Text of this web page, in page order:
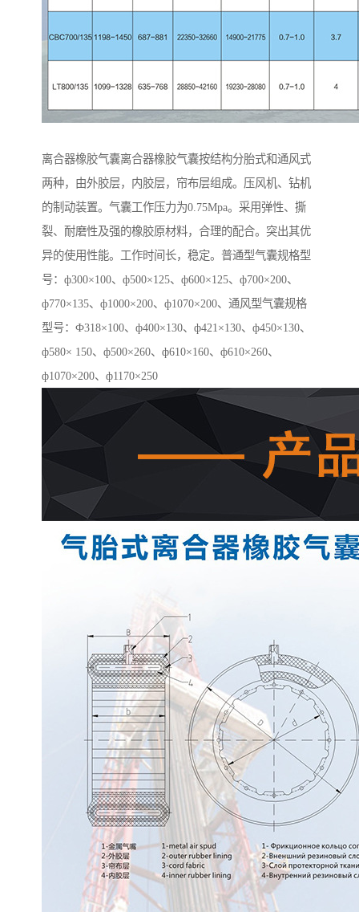
离合器橡胶气囊离合器橡胶气囊按结构分胎式和通风式
两种，由外胶层，内胶层，帘布层组成。压风机、钻机
的制动装置。气囊工作压力为0.75Mpa。采用弹性、撕
裂、耐磨性及强的橡胶原材料，合理的配合。突出其优
异的使用性能。工作时间长，稳定。普通型气囊规格型
号：ф300×100、ф500×125、ф600×125、ф700×200、
ф770×135、ф1000×200、ф1070×200、通风型气囊规格
型号：Ф318×100、ф400×130、ф421×130、ф450×130、
ф580× 150、ф500×260、ф610×160、ф610×260、
ф1070×200、ф1170×250